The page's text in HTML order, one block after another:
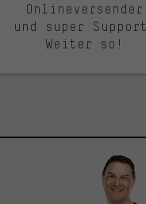
Onlineversender
und super
Weiter so!